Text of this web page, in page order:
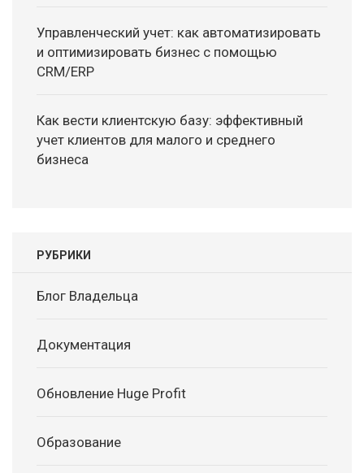
Управленческий учет: как автоматизировать
и оптимизировать бизнес с помощью
CRM/ERP
Как вести клиентскую базу: эффективный
учет клиентов для малого и среднего
бизнеса
РУБРИКИ
Блог Владельца
Документация
Обновление Huge Profit
Образование